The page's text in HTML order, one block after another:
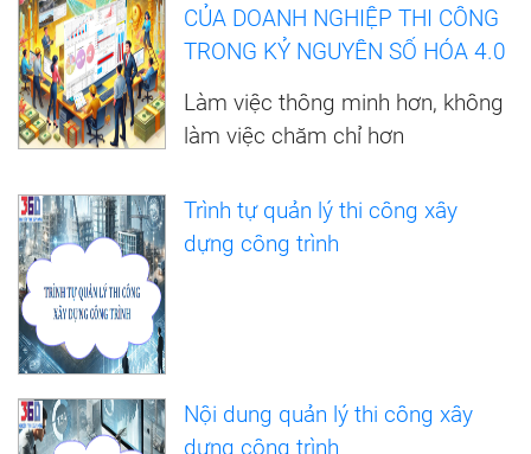
CỦA DOANH NGHIỆP THI CÔNG
TRONG KỶ NGUYÊN SỐ HÓA 4.0
Làm việc thông minh hơn, không
làm việc chăm chỉ hơn
Trình tự quản lý thi công xây
dựng công trình
Nội dung quản lý thi công xây
dựng công trình